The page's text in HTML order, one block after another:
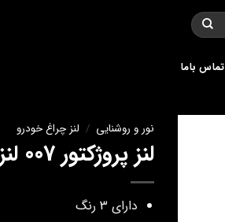
تماس باما
نور و روشنایی / لنز چراغ خودرو
لنز پروژکتور 007 لنزو
دارای 3 رنگ